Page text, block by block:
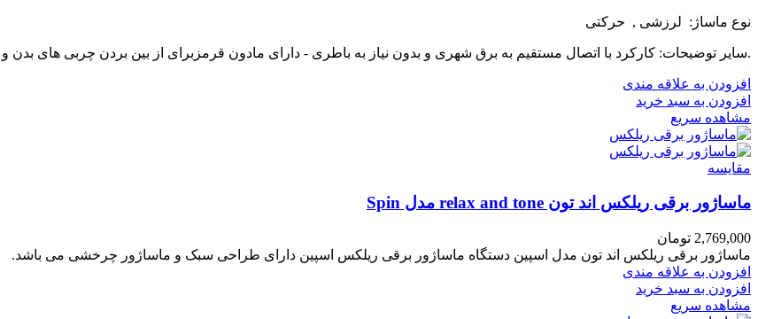
نوع ماساژ: لرزشی , حرکتی
.سایر توضیحات: کارکرد با اتصال مستقیم به برق شهری و بدون نیاز به باطری - دارای مادون قرمزبرای از بین بردن چربی های بدن و
افزودن به علاقه مندی
افزودن به سبد خرید
مشاهده سریع
مقایسه
ماساژور برقی ریلکس اند تون relax and tone مدل Spin
2,769,000 تومان
ماساژور برقی ریلکس اند تون مدل اسپین دستگاه ماساژور برقی ریلکس اسپین دارای طراحی سبک و ماساژور چرخشی می باشد.
افزودن به علاقه مندی
افزودن به سبد خرید
مشاهده سریع